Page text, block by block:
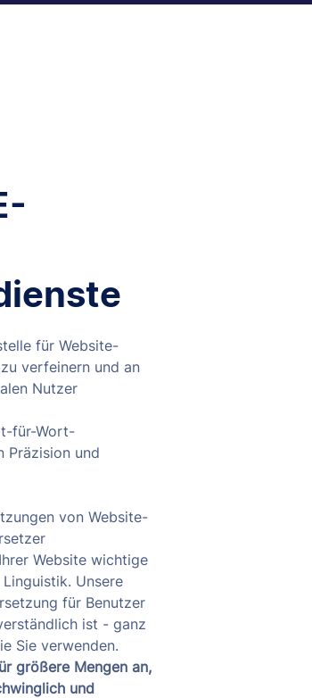
für Website-
verfeinern und an
Nutzer
für-Wort-
Präzision und
von Website-
Website wichtige
Unsere
für Benutzer
ist - ganz
Sie verwenden.
größere Mengen an,
und